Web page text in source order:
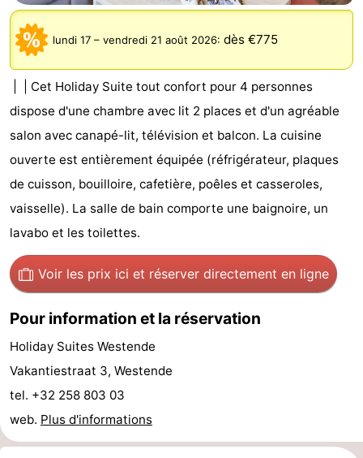
Oostduinkerke
aan
Westende
Hôtels
minutes
Plages
et
Lieux
Musées
-
Monuments
-
Églises
Points
de
Attractions
lundi 17 – vendredi 21 août 2026: dès €775
| | Cet Holiday Suite tout confort pour 4 personnes
dispose d'une chambre avec lit 2 places et d'un agréable
salon avec canapé-lit, télévision et balcon. La cuisine
ouverte est entièrement équipée (réfrigérateur, plaques
de cuisson, bouilloire, cafetière, poêles et casseroles,
vaisselle). La salle de bain comporte une baignoire, un
lavabo et les toilettes.
Voir les prix ici et réserver directement en ligne
Pour information et la réservation
Holiday Suites Westende
Vakantiestraat 3, Westende
tel. +32 258 803 03
web. Plus d'informations